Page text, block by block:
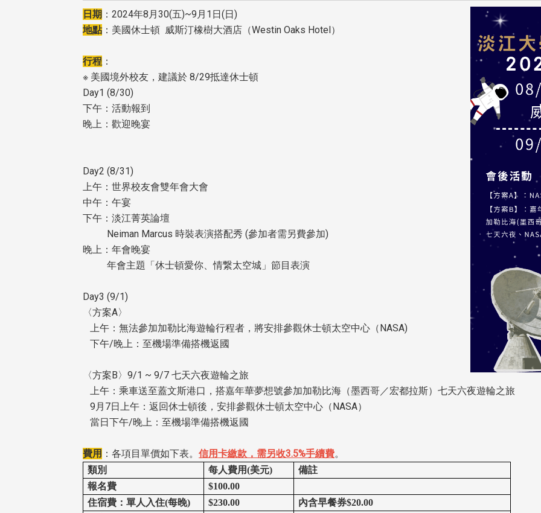
日期 ：2024年8月30(五)~9月1日(日)
地點 ：美國休士頓 威斯汀橡樹大酒店（Westin Oaks Hotel）
行程 ：
※ 美國境外校友，建議於 8/29抵達休士頓
Day1 (8/30)
下午：活動報到
晚上：歡迎晚宴
Day2 (8/31)
上午：世界校友會雙年會大會
中午：午宴
下午：淡江菁英論壇
Neiman Marcus 時裝表演搭配秀 (參加者需另費參加)
晚上：年會晚宴
年會主題「休士頓愛你、情繋太空城」節目表演
Day3 (9/1)
〈方案A〉
上午：無法參加加勒比海遊輪行程者，將安排參觀休士頓太空中心（NASA)
下午/晚上：至機場準備搭機返國
〈方案B〉9/1 ~ 9/7 七天六夜遊輪之旅
上午：乘車送至蓋文斯港口，搭嘉年華夢想號參加加勒比海（墨西哥／宏都拉斯）七天六夜遊輪之旅
9月7日上午：返回休士頓後，安排參觀休士頓太空中心（NASA）
當日下午/晚上：至機場準備搭機返國
費用 ：各項目單價如下表。 信用卡繳款，需另收3.5%手續費。
類別 每人費用(美元)
備註
報名費
$100.00
住宿費：單人入住(每晚)
$230.00
內含早餐券$20.00